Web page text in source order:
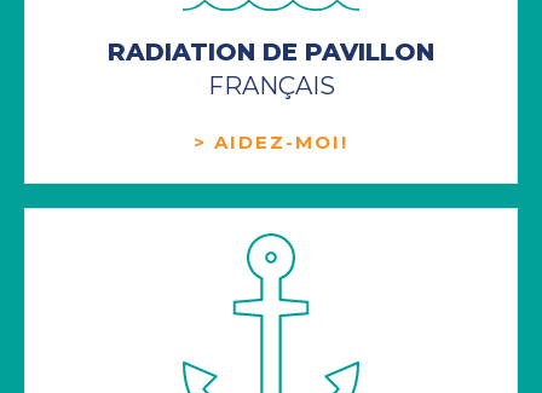
RADIATION DE PAVILLON
FRANÇAIS
> AIDEZ-MOI!